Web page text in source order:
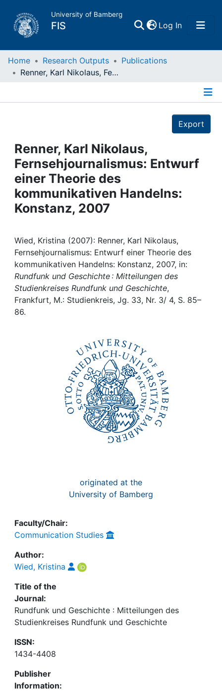
University of Bamberg
FIS Log In(current)
Home
Projects
People
Institutions
My FIS
Help
Home Research Outputs
Publications
Renner, Karl Nikolaus, Fernsehjournalismus: Entwurf einer Theorie des kommunikativen Handelns: Konstanz, 2007
Export
Renner, Karl Nikolaus,
Fernsehjournalismus: Entwurf
einer Theorie des
kommunikativen Handelns:
Konstanz, 2007
Wied, Kristina (2007): Renner, Karl Nikolaus,
Fernsehjournalismus: Entwurf einer Theorie des
kommunikativen Handelns: Konstanz, 2007, in:
Rundfunk und Geschichte : Mitteilungen des
Studienkreises Rundfunk und Geschichte,
Frankfurt, M.: Studienkreis, Jg. 33, Nr. 3/ 4, S. 85–
86.
originated at the
University of Bamberg
Faculty/Chair:
Communication Studies
Author:
Wied, Kristina
Title of the
Journal:
Rundfunk und Geschichte : Mitteilungen des
Studienkreises Rundfunk und Geschichte
ISSN:
1434-4408
Publisher
Information: